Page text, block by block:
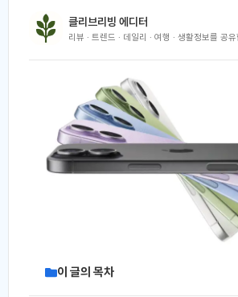
클리브리빙 에디터
리뷰 · 트렌드 · 데일리 · 여행 · 생활정보를 공
이 글의 목차